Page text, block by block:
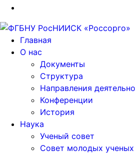
Главная
О нас
Документы
Структура
Направления
Конференции
История
Наука
Ученый совет
Совет молодых